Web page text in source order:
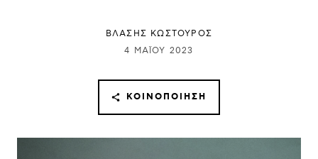
ΒΛΑΣΗΣ ΚΩΣΤΟΥΡΟΣ
4 ΜΑΪ́ΟΥ 2023
ΚΟΙΝΟΠΟΊΗΣΗ